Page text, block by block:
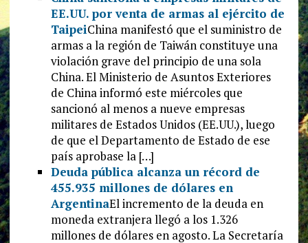
EE.UU. por venta de armas al ejército de
TaipeiChina manifestó que el suministro de
armas a la región de Taiwán constituye una
violación grave del principio de una sola
China. El Ministerio de Asuntos Exteriores
de China informó este miércoles que
sancionó al menos a nueve empresas
militares de Estados Unidos (EE.UU.), luego
de que el Departamento de Estado de ese
país aprobase la […]
Deuda pública alcanza un récord de
455.935 millones de dólares en
ArgentinaEl incremento de la deuda en
moneda extranjera llegó a los 1.326
millones de dólares en agosto. La Secretaría